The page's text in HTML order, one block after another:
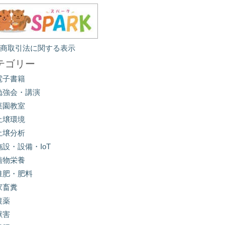
取引法に関する表示
ゴリー
子書籍
強会・講演
園教室
壌環境
壌分析
設・設備・IoT
物栄養
肥・肥料
畜糞
薬
害